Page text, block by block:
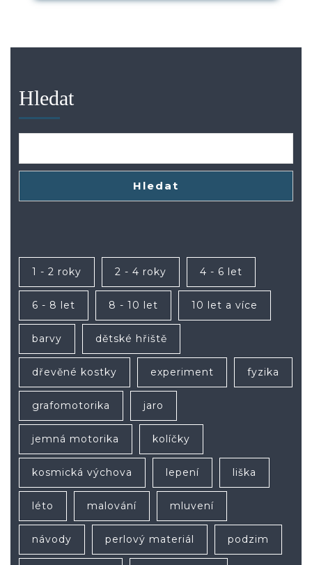
Hledat
Hledat
1 - 2 roky 2 - 4 roky 4 - 6 let
6 - 8 let 8 - 10 let 10 let a více
barvy dětské hřiště
dřevěné kostky experiment fyzika
grafomotorika jaro
jemná motorika kolíčky
kosmická výchova lepení liška
léto malování mluvení
návody perlový materiál podzim